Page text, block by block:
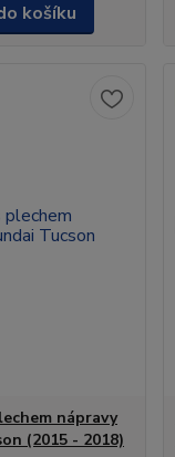
košíku
nápravy
(2015 - 2018)